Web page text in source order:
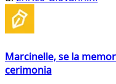
Marcinelle, se la
cerimonia